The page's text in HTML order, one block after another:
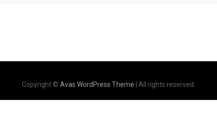
Copyright © Avas WordPress Theme | All rights reserved.